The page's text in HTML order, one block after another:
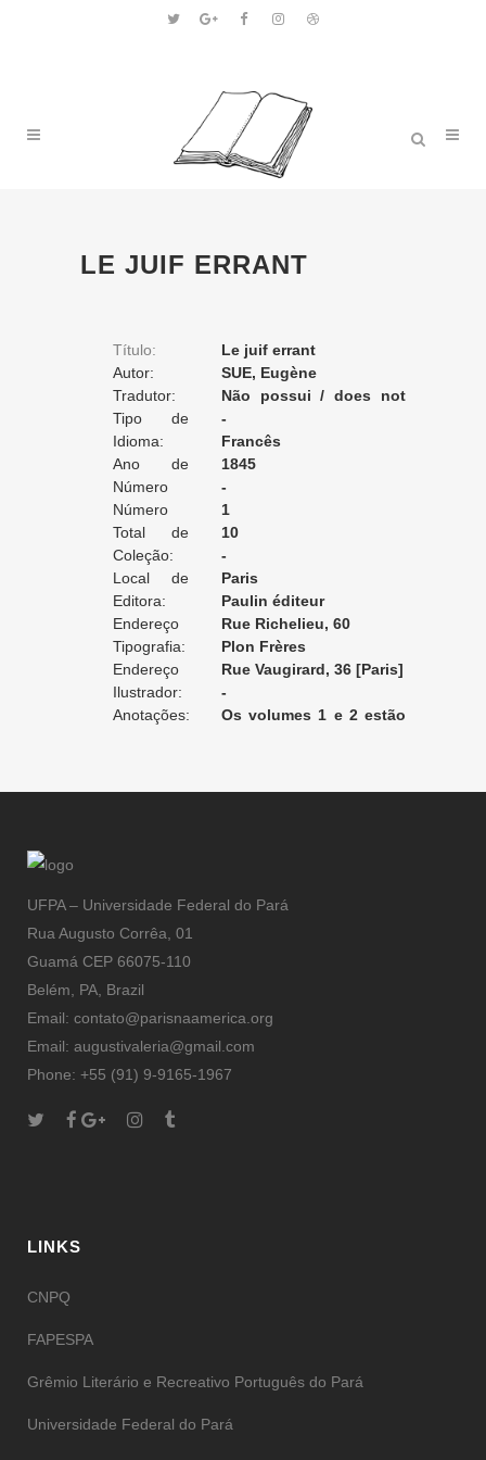
LE JUIF ERRANT
Título:
Le juif errant
Autor:
SUE, Eugène
Tradutor:
Não possui / does not
apply / ne posséde pas
Tipo de
Tradução:
-
Idioma:
Francês
Ano de
Edição:
1845
Número
da Edição:
-
Número
do Volume:
1
Total de
Volumes:
10
Coleção:
-
Local de
Edição:
Paris
Editora:
Paulin éditeur
Endereço
da Editora:
Rue Richelieu, 60
Tipografia:
Plon Frères
Endereço
da Tipografia:
Rue Vaugirard, 36 [Paris]
Ilustrador:
-
Anotações:
Os volumes 1 e 2 estão
UFPA – Universidade Federal do Pará
Rua Augusto Corrêa, 01
Guamá CEP 66075-110
Belém, PA, Brazil
Email: contato@parisnaamerica.org
Email: augustivaleria@gmail.com
Phone: +55 (91) 9-9165-1967
LINKS
CNPQ
FAPESPA
Grêmio Literário e Recreativo Português do Pará
Universidade Federal do Pará